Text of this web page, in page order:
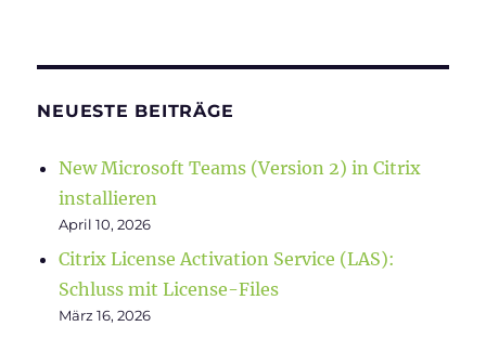
NEUESTE BEITRÄGE
New Microsoft Teams (Version 2) in Citrix
installieren
April 10, 2026
Citrix License Activation Service (LAS):
Schluss mit License-Files
März 16, 2026